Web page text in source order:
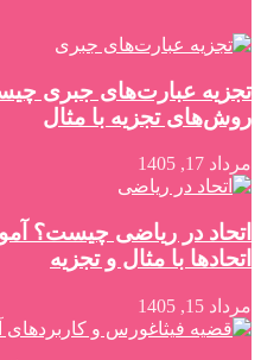
تجزیه عبارت‌های جبری
روش‌های تجزیه با مثال
مرداد 17, 1405
اتحاد در ریاضی چیست؟
اتحادها با مثال و تجزیه
مرداد 15, 1405